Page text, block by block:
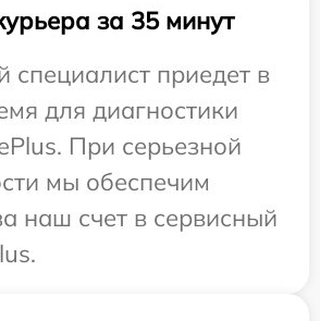
за 35 минут
специалист приедет в
для диагностики
При серьезной
мы обеспечим
наш счет в сервисный